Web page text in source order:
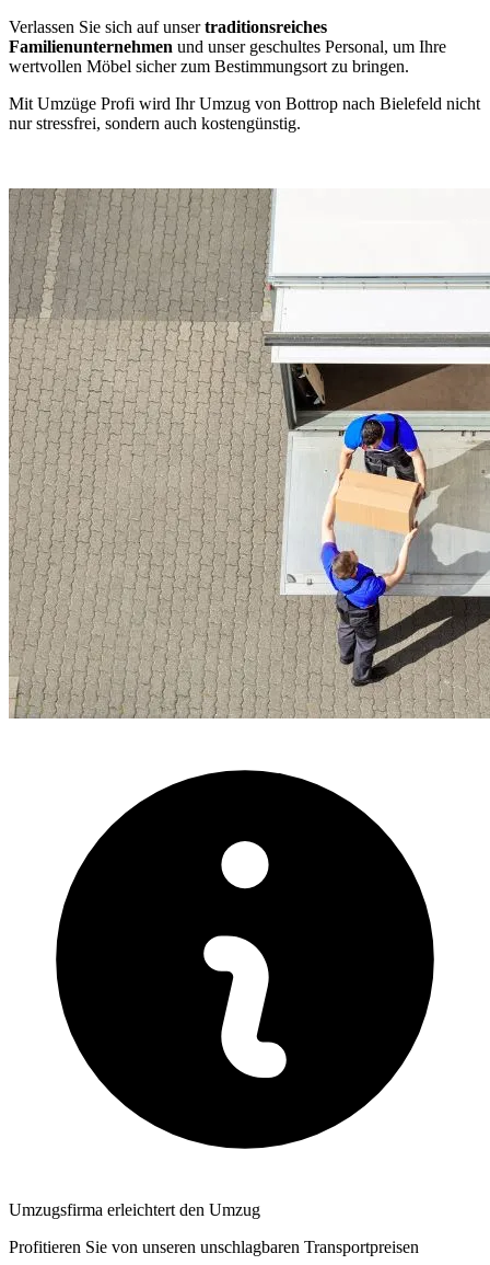
Verlassen Sie sich auf unsertraditionsreiches
Familienunternehmen und unser geschultes Personal, um Ihre
wertvollen Möbel sicher zum Bestimmungsort zu bringen.
Mit Umzüge Profi wird Ihr Umzug von Bottrop nach Bielefeld nicht
nur stressfrei, sondern auch kostengünstig.
Umzugsfirma erleichtert den Umzug
Profitieren Sie von unseren unschlagbaren Transportpreisen